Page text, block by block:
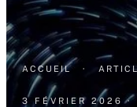
ACCUEIL ·
3 FÉVRIER 2026 ·